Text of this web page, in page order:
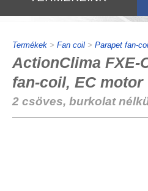
Termékek > Fan coil > Parapet fan-
ActionClima FXE-
fan-coil, EC motor
2 csöves, burkolat